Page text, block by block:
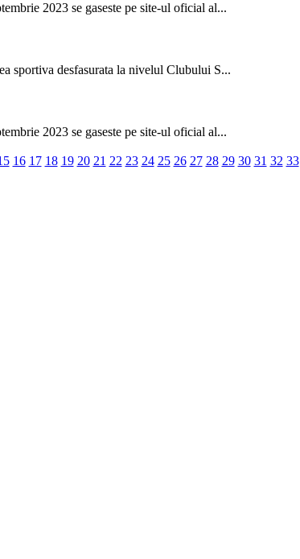
2023 se gaseste pe site-ul oficial al...
sportiva desfasurata la nivelul Clubului S...
2023 se gaseste pe site-ul oficial al...
16 17 18 19 20 21 22 23 24 25 26 27 28 29 30 31 32 33